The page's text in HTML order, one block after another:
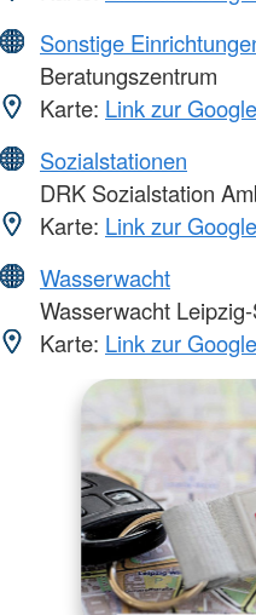
Sonstige
Beratungszentrum
Karte: Link zur
Sozialstationen
DRK Sozialstation
Karte: Link zur
Wasserwacht
Wasserwacht
Karte: Link zur